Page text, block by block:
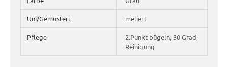
Uni/Gemustert meliert
Pflege
2.Punkt bügeln, 30 Grad,
Reinigung